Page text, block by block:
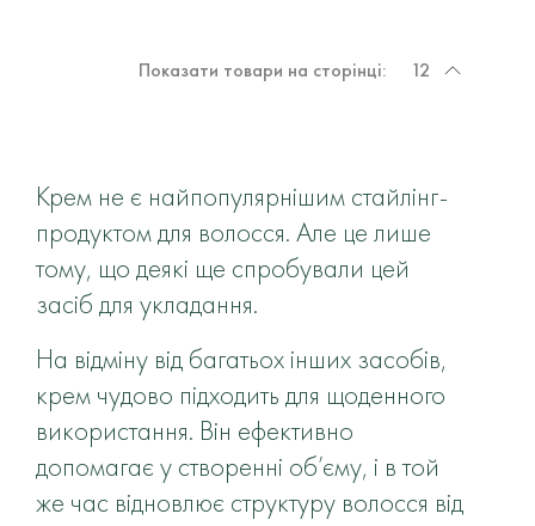
Показати товари на сторінці: 12
Крем не є найпопулярнішим стайлінг-
продуктом для волосся. Але це лише
тому, що деякі ще спробували цей
засіб для укладання.
На відміну від багатьох інших засобів,
крем чудово підходить для щоденного
використання. Він ефективно
допомагає у створенні об’єму, і в той
же час відновлює структуру волосся від